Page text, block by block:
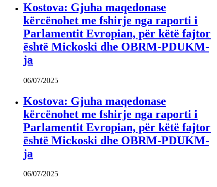
Kostova: Gjuha maqedonase
kërcënohet me fshirje nga raporti i
Parlamentit Evropian, për këtë fajtor
është Mickoski dhe OBRM-PDUKM-
ja
06/07/2025
Kostova: Gjuha maqedonase
kërcënohet me fshirje nga raporti i
Parlamentit Evropian, për këtë fajtor
është Mickoski dhe OBRM-PDUKM-
ja
06/07/2025